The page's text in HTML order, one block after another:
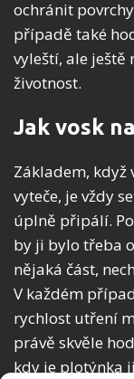
ochránit
případě také
vyleští, ale
životnost.
Jak vosk
Základem, když
vyteče, je vždy
úplně připálí.
by ji bylo třeba
nějaká část,
V každém
rychlost utření
právě skvěle
kdy je plotýnka